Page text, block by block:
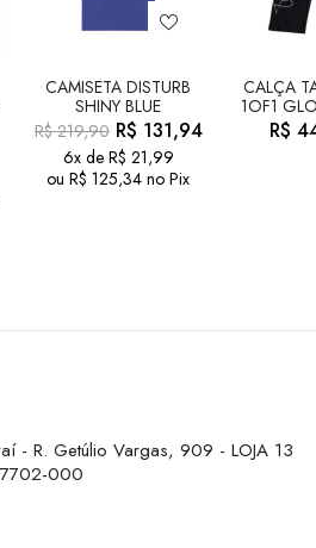
CAMISETA DISTURB
SHINY BLUE
R$219,90 R$ 131,94
6x de R$ 21,99
ou R$ 125,34 no Pix
CALÇA
1OF1
R$
- R. Getúlio Vargas, 909 - LOJA 13
000